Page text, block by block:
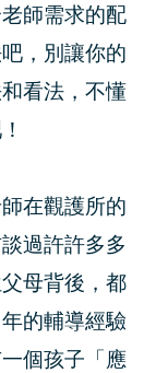
師需求的配
，別讓你的
看法，不懂
在觀護所的
過許許多多
母背後，都
的輔導經驗
個孩子「應